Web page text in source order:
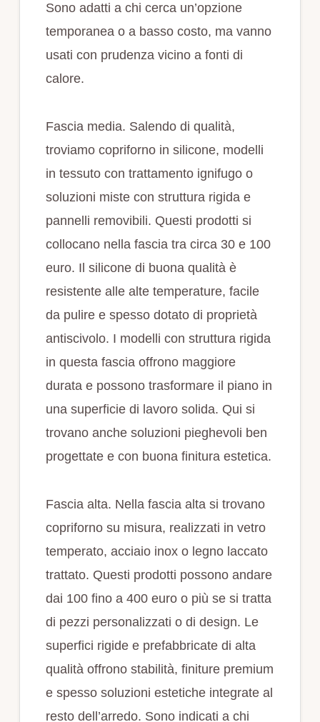
Sono adatti a chi cerca un’opzione
temporanea o a basso costo, ma vanno
usati con prudenza vicino a fonti di
calore.
Fascia media. Salendo di qualità,
troviamo copriforno in silicone, modelli
in tessuto con trattamento ignifugo o
soluzioni miste con struttura rigida e
pannelli removibili. Questi prodotti si
collocano nella fascia tra circa 30 e 100
euro. Il silicone di buona qualità è
resistente alle alte temperature, facile
da pulire e spesso dotato di proprietà
antiscivolo. I modelli con struttura rigida
in questa fascia offrono maggiore
durata e possono trasformare il piano in
una superficie di lavoro solida. Qui si
trovano anche soluzioni pieghevoli ben
progettate e con buona finitura estetica.
Fascia alta. Nella fascia alta si trovano
copriforno su misura, realizzati in vetro
temperato, acciaio inox o legno laccato
trattato. Questi prodotti possono andare
dai 100 fino a 400 euro o più se si tratta
di pezzi personalizzati o di design. Le
superfici rigide e prefabbricate di alta
qualità offrono stabilità, finiture premium
e spesso soluzioni estetiche integrate al
resto dell’arredo. Sono indicati a chi